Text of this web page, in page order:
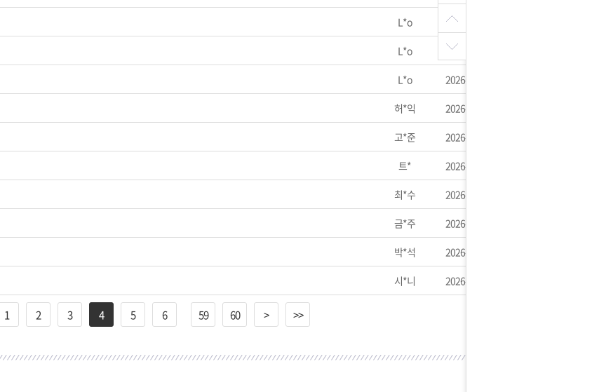
L*o 2026-05-19
L*o 2026-05-19
L*o 2026-05-19
허*익 2026-05-15
고*준 2026-05-15
트* 2026-05-03
최*수 2026-04-29
금*주 2026-04-28
박*석 2026-04-22
시*니 2026-04-22
1 2 3 4 5 6 59 60 > >>